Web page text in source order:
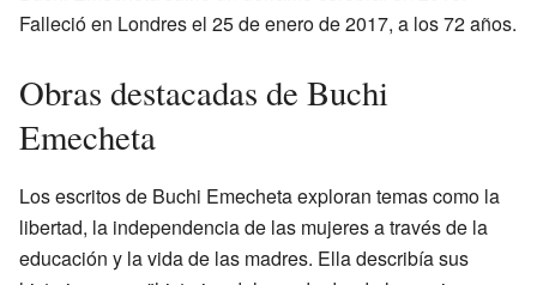
Falleció en Londres el 25 de enero de 2017, a los 72 años.
Obras destacadas de Buchi
Emecheta
Los escritos de Buchi Emecheta exploran temas como la
libertad, la independencia de las mujeres a través de la
educación y la vida de las madres. Ella describía sus